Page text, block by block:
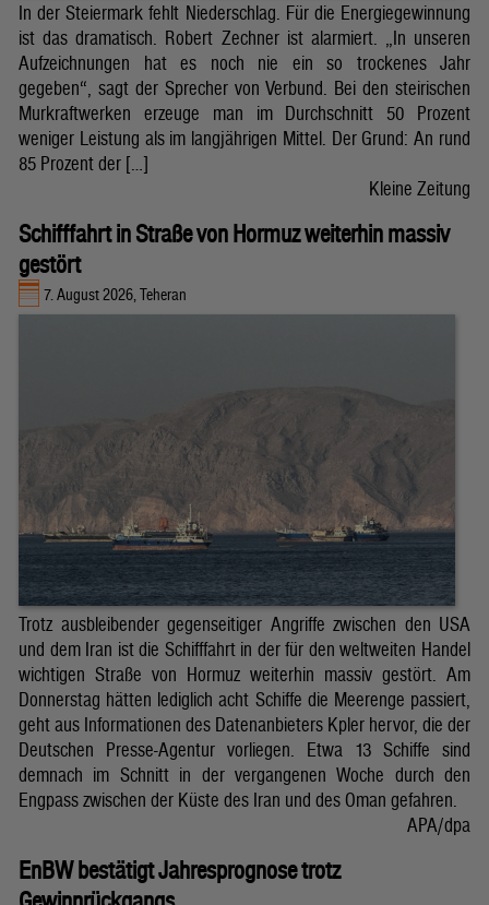
In der Steiermark fehlt Niederschlag. Für die Energiegewinnung
ist das dramatisch. Robert Zechner ist alarmiert. „In unseren
Aufzeichnungen hat es noch nie ein so trockenes Jahr
gegeben“, sagt der Sprecher von Verbund. Bei den steirischen
Murkraftwerken erzeuge man im Durchschnitt 50 Prozent
weniger Leistung als im langjährigen Mittel. Der Grund: An rund
85 Prozent der […]
Kleine Zeitung
Schifffahrt in Straße von Hormuz weiterhin massiv
gestört
7. August 2026, Teheran
Trotz ausbleibender gegenseitiger Angriffe zwischen den USA
und dem Iran ist die Schifffahrt in der für den weltweiten Handel
wichtigen Straße von Hormuz weiterhin massiv gestört. Am
Donnerstag hätten lediglich acht Schiffe die Meerenge passiert,
geht aus Informationen des Datenanbieters Kpler hervor, die der
Deutschen Presse-Agentur vorliegen. Etwa 13 Schiffe sind
demnach im Schnitt in der vergangenen Woche durch den
Engpass zwischen der Küste des Iran und des Oman gefahren.
APA/dpa
EnBW bestätigt Jahresprognose trotz